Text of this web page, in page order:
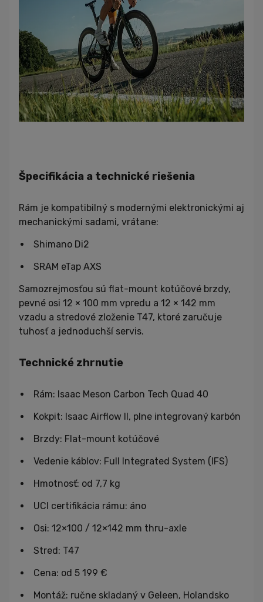
Špecifikácia a technické riešenia
Rám je kompatibilný s modernými elektronickými aj
mechanickými sadami, vrátane:
Shimano Di2
SRAM eTap AXS
Samozrejmosťou sú flat-mount kotúčové brzdy,
pevné osi 12 × 100 mm vpredu a 12 × 142 mm
vzadu a stredové zloženie T47, ktoré zaručuje
tuhosť a jednoduchší servis.
Technické zhrnutie
Rám: Isaac Meson Carbon Tech Quad 40
Kokpit: Isaac Airflow II, plne integrovaný karbón
Brzdy: Flat-mount kotúčové
Vedenie káblov: Full Integrated System (IFS)
Hmotnosť: od 7,7 kg
UCI certifikácia rámu: áno
Osi: 12×100 / 12×142 mm thru-axle
Stred: T47
Cena: od 5 199 €
Montáž: ručne skladaný v Geleen, Holandsko